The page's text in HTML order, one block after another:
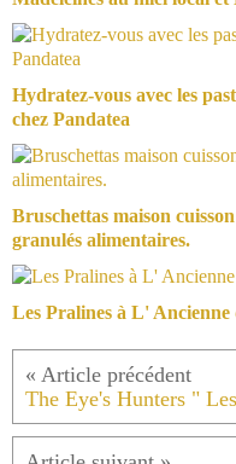
Hydratez-vous avec les
chez Pandatea
Bruschettas maison
granulés alimentaires.
Les Pralines à L' Ancienne
The Eye's Hunters "